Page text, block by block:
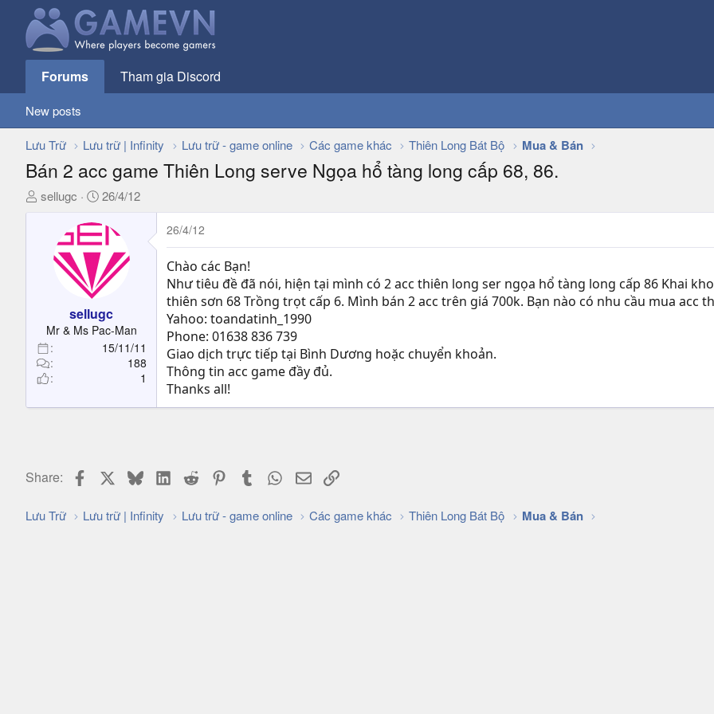
Forums Tham gia Discord
New posts
Lưu Trữ Lưu trữ | Infinity Lưu trữ - game online Các game khác Thiên Long Bát Bộ Mua & Bán
Bán 2 acc game Thiên Long serve Ngọa hổ tàng long cấp 68, 86.
T
r
t
e
sellugc
N
à
y
g
ử
26/4/12
sellugc
Mr & Ms Pac-Man
15/11/11
188
1
26/4/12
Chào các Bạn!
Như tiêu đề đã nói, hiện tại mình có 2 acc thiên long ser ngọa hổ tàng long cấp 86 Khai
thiên sơn 68 Trồng trọt cấp 6. Mình bán 2 acc trên giá 700k. Bạn nào có nhu cầu mua acc
Yahoo: toandatinh_1990
Phone: 01638 836 739
Giao dịch trực tiếp tại Bình Dương hoặc chuyển khoản.
Thông tin acc game đầy đủ.
Thanks all!
Share: FacebookBlueskyLinkedIn
Reddit Pinterest
Tumblr WhatsApp
EmailLink
Lưu Trữ Lưu trữ | Infinity Lưu trữ - game online Các game khác Thiên Long Bát Bộ Mua & Bán